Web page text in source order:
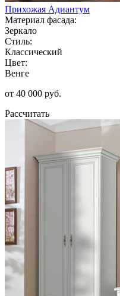
Прихожая Адиантум
Материал фасада:
Зеркало
Стиль:
Классический
Цвет:
Венге
от 40 000 руб.
Рассчитать